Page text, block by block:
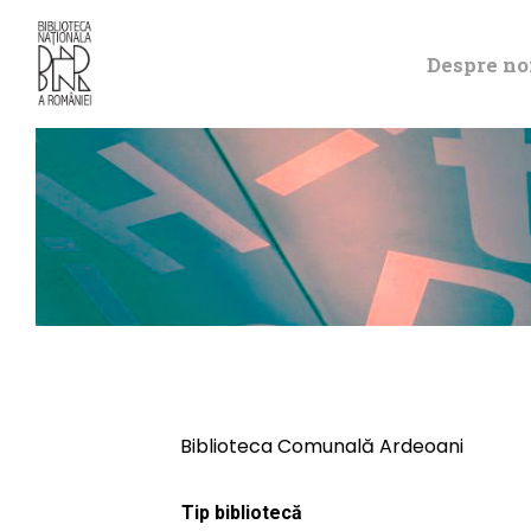
Despre
Biblioteca Comunală Ardeoani
Tip bibliotecă